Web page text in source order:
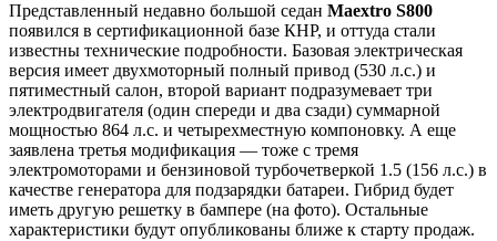
Представленный недавно большой седан Maextro S800
появился в сертификационной базе КНР, и оттуда стали
известны технические подробности. Базовая электрическая
версия имеет двухмоторный полный привод (530 л.с.) и
пятиместный салон, второй вариант подразумевает три
электродвигателя (один спереди и два сзади) суммарной
мощностью 864 л.с. и четырехместную компоновку. А еще
заявлена третья модификация — тоже с тремя
электромоторами и бензиновой турбочетверкой 1.5 (156 л.с.) в
качестве генератора для подзарядки батареи. Гибрид будет
иметь другую решетку в бампере (на фото). Остальные
характеристики будут опубликованы ближе к старту продаж.